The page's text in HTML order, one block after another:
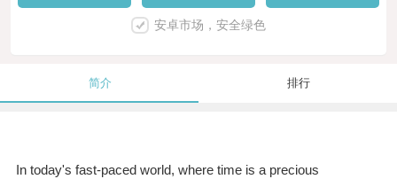
安卓市场，安全绿色
简介 排行
In today's fast-paced world, where time is a precious